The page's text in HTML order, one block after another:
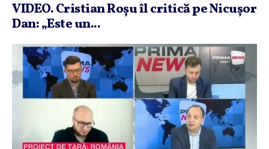
VIDEO. Cristian Roşu îl critică pe Nicuşor
Dan: „Este un...